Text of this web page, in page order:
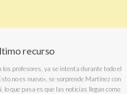
recurso
los profesores, ya se intenta durante todo el
no es nuevo», se sorprende Martínez con
lo que pasa es que las noticias llegan como